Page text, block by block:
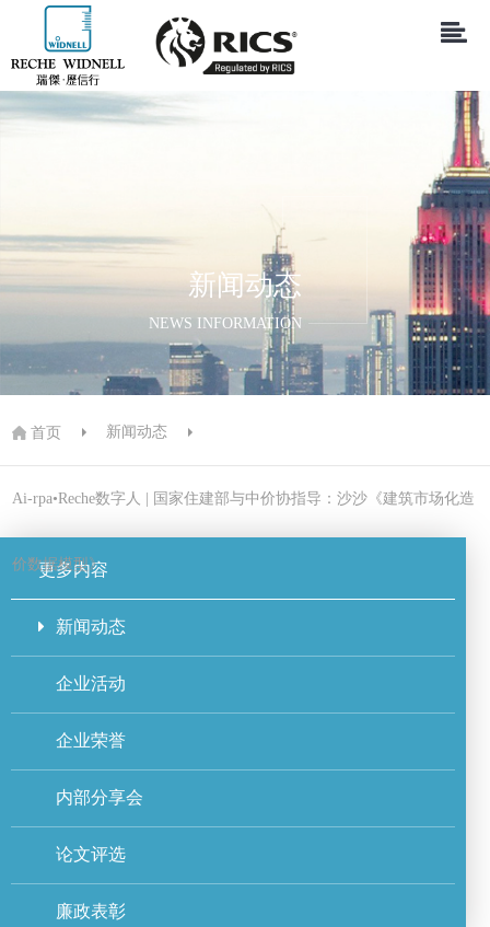
新闻动态
NEWS INFORMATION
首页 新闻动态
Ai-rpa•Reche数字人 | 国家住建部与中价协指导：沙沙《建筑市场化造
价数据模型》
更多内容
新闻动态
企业活动
企业荣誉
内部分享会
论文评选
廉政表彰